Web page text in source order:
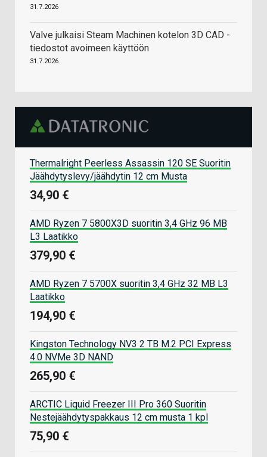
31.7.2026
Valve julkaisi Steam Machinen kotelon 3D CAD -
tiedostot avoimeen käyttöön
31.7.2026
Thermalright Peerless Assassin 120 SE Suoritin
Jäähdytyslevy/jäähdytin 12 cm Musta
34,90 €
AMD Ryzen 7 5800X3D suoritin 3,4 GHz 96 MB
L3 Laatikko
379,90 €
AMD Ryzen 7 5700X suoritin 3,4 GHz 32 MB L3
Laatikko
194,90 €
Kingston Technology NV3 2 TB M.2 PCI Express
4.0 NVMe 3D NAND
265,90 €
ARCTIC Liquid Freezer III Pro 360 Suoritin
Nestejäähdytyspakkaus 12 cm musta 1 kpl
75,90 €